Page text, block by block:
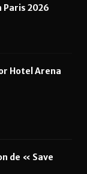
Paris 2026
Hotel Arena
de « Save